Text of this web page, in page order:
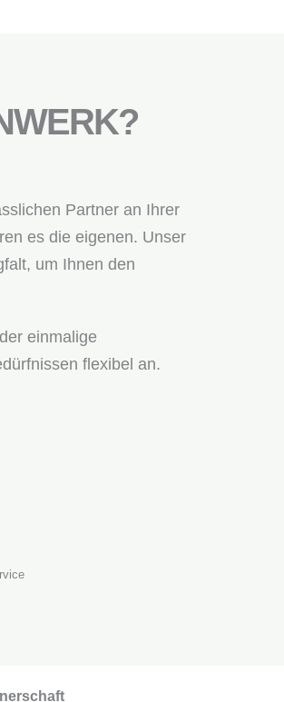
Partner an Ihrer
es die eigenen. Unser
um Ihnen den
einmalige
flexibel an.